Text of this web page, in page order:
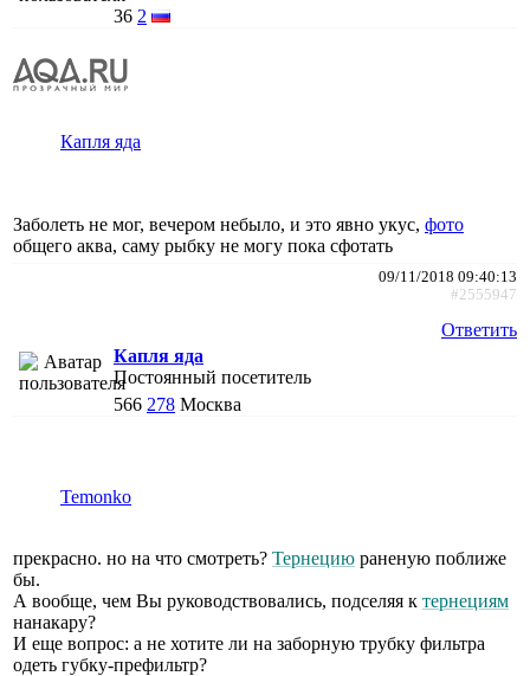
36 2
Капля яда
Заболеть не мог, вечером небыло, и это явно укус, фото
общего аква, саму рыбку не могу пока сфотать
09/11/2018 09:40:13
#2555947
Ответить
Капля яда
Постоянный посетитель
566 278 Москва
Temonko
прекрасно. но на что смотреть? Тернецию раненую поближе
бы.
А вообще, чем Вы руководствовались, подселяя к тернециям
нанакару?
И еще вопрос: а не хотите ли на заборную трубку фильтра
одеть губку-префильтр?